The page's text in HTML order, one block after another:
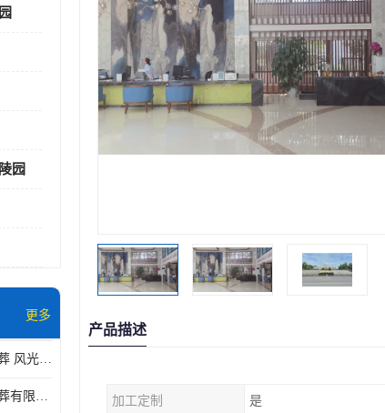
园
更多
武汉陵园机构 圆意殡葬 风光秀丽
陵园公司 武汉圆意殡葬有限公司 精工细作
产品描述
加工定制 是